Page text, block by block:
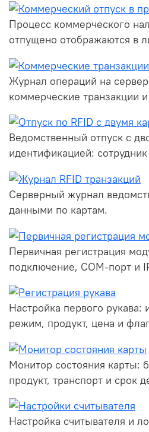
Процесс коммерческого
отпущено отображаются в
Журнал операций на
коммерческие транзакции
Ведомственный отпуск с
идентификацией: сотрудник
Серверный журнал
данными по картам.
Первичная регистрация
подключение, COM-порт и
Настройка первого рукава:
режим, продукт, цена и
Монитор состояния карты:
продукт, транспорт и срок
Настройка считывателя и